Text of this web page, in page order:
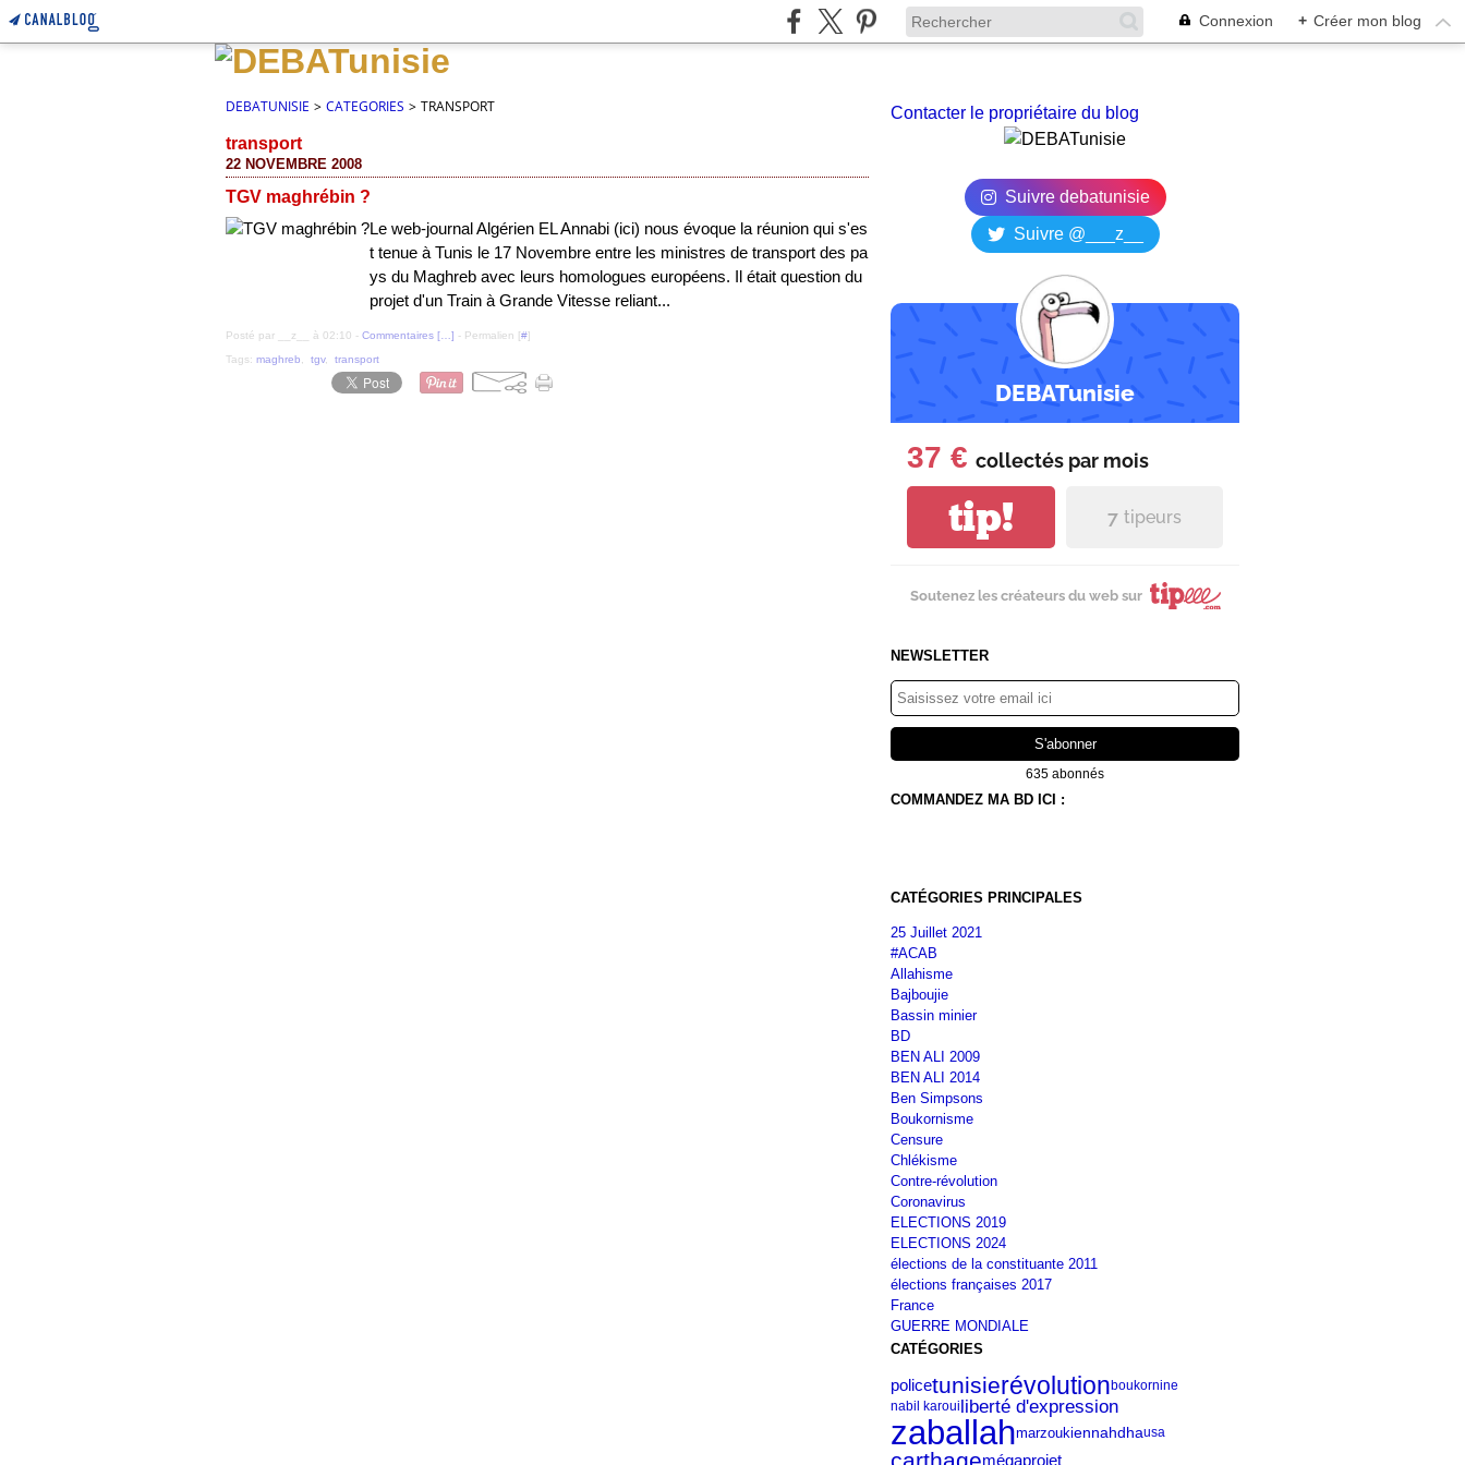
Connexion + Créer mon blog
DEBATUNISIE > CATEGORIES > TRANSPORT
transport
22 NOVEMBRE 2008
TGV maghrébin ?
Le web-journal Algérien EL Annabi (ici) nous évoque la réunion qui s'es
t tenue à Tunis le 17 Novembre entre les ministres de transport des pa
ys du Maghreb avec leurs homologues européens. Il était question du
projet d'un Train à Grande Vitesse reliant...
Posté par __z__ à 02:10 - Commentaires [ ] - Permalien [#]
Tags: maghreb tgv, transport
Contacter le propriétaire du blog
Suivre debatunisie
Suivre @___z__
DEBATunisie
37 € collectés par mois
tip! 7 tipeurs
Soutenez les créateurs du web sur
NEWSLETTER
635 abonnés
COMMANDEZ MA BD ICI :
CATÉGORIES PRINCIPALES
25 Juillet 2021
#ACAB
Allahisme
Bajboujie
Bassin minier
BD
BEN ALI 2009
BEN ALI 2014
Ben Simpsons
Boukornisme
Censure
Chlékisme
Contre-révolution
Coronavirus
ELECTIONS 2019
ELECTIONS 2024
élections de la constituante 2011
élections françaises 2017
France
GUERRE MONDIALE
CATÉGORIES
policetunisierévolutionboukornine
nabil karouiliberté d'expression
zaballahmarzoukiennahdhausa
carthagemégaprojet